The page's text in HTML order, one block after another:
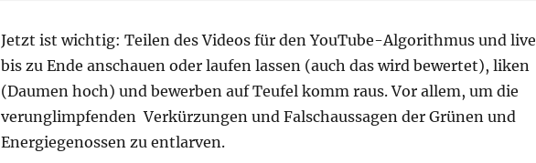
Jetzt ist wichtig: Teilen des Videos für den YouTube-Algorithmus und live
bis zu Ende anschauen oder laufen lassen (auch das wird bewertet), liken
(Daumen hoch) und bewerben auf Teufel komm raus. Vor allem, um die
verunglimpfenden Verkürzungen und Falschaussagen der Grünen und
Energiegenossen zu entlarven.